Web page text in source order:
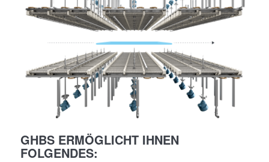
GHBS ERMÖGLICHT IHNEN
FOLGENDES: